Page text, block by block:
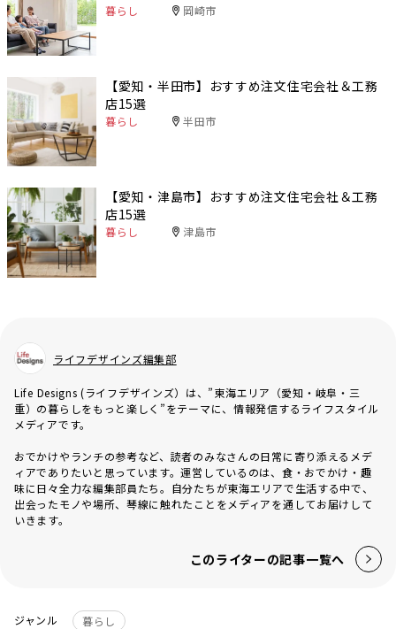
暮らし 岡崎市
【愛知・半田市】おすすめ注文住宅会社＆工務
店15選
暮らし 半田市
【愛知・津島市】おすすめ注文住宅会社＆工務
店15選
暮らし 津島市
ライフデザインズ編集部
Life Designs (ライフデザインズ）は、”東海エリア（愛知・岐阜・三
重）の暮らしをもっと楽しく”をテーマに、情報発信するライフスタイル
メディアです。
おでかけやランチの参考など、読者のみなさんの日常に寄り添えるメデ
ィアでありたいと思っています。運営しているのは、食・おでかけ・趣
味に日々全力な編集部員たち。自分たちが東海エリアで生活する中で、
出会ったモノや場所、琴線に触れたことをメディアを通してお届けして
いきます。
このライターの記事一覧へ
ジャンル
暮らし